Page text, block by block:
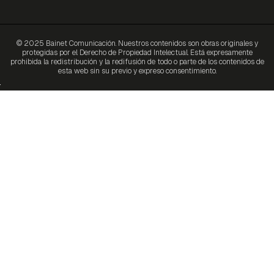
© 2025 Bainet Comunicación. Nuestros contenidos son obras originales y
protegidas por el Derecho de Propiedad Intelectual. Está expresamente
prohibida la redistribución y la redifusión de todo o parte de los contenidos de
esta web sin su previo y expreso consentimiento.